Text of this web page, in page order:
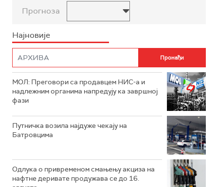
Прогноза
Најновије
МОЛ: Преговори са продавцем НИС-а и
надлежним органима напредују ка завршној
фази
Путничка возила најдуже чекају на
Батровцима
Одлука о привременом смањењу акциза на
нафтне деривате продужава се до 16.